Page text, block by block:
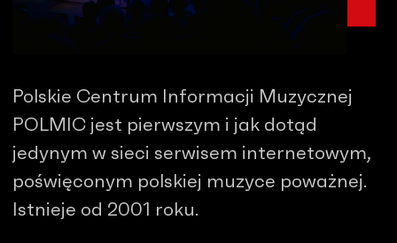
Polskie Centrum Informacji Muzycznej
POLMIC jest pierwszym i jak dotąd
jedynym w sieci serwisem internetowym,
poświęconym polskiej muzyce poważnej.
Istnieje od 2001 roku.